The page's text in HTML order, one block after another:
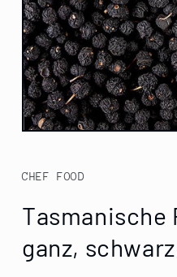
Medien
Modal
öffnen
CHEF FOOD
ganz,